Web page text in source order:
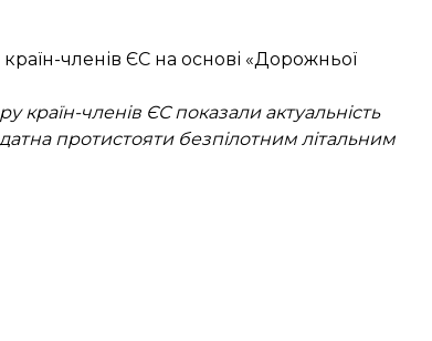
членів ЄС на основі «Дорожньої
членів ЄС показали актуальність
протистояти безпілотним літальним